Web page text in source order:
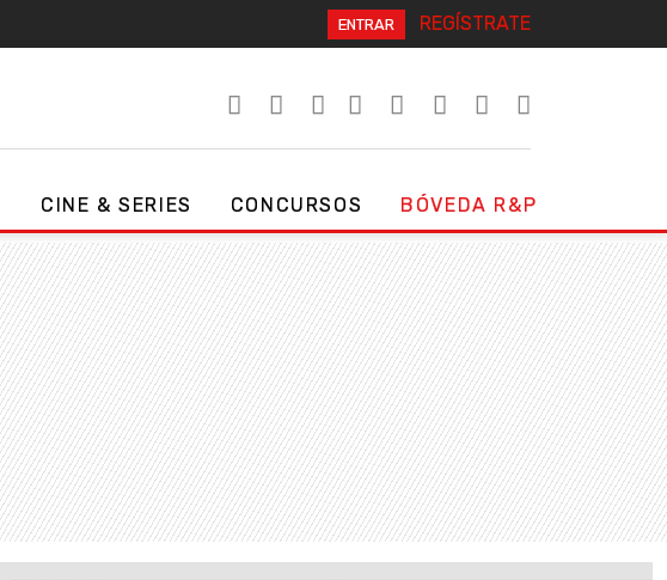
ENTRAR REGÍSTRATE
CINE & SERIES CONCURSOS BÓVEDA R&P